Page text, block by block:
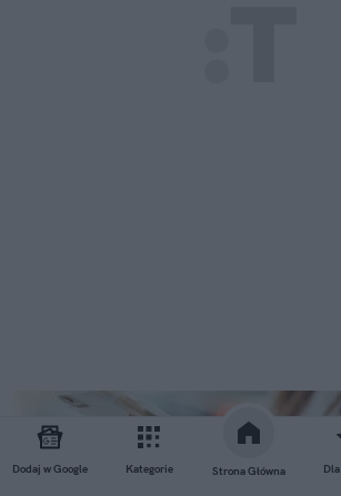
Dodaj w Google Kategorie Strona Główna